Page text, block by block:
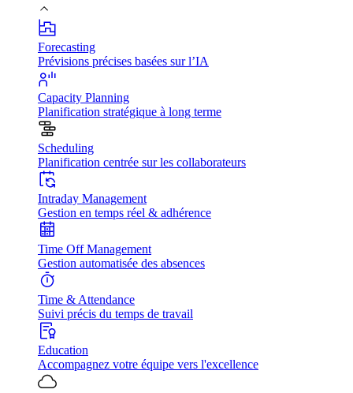
Forecasting
Prévisions précises basées sur l’IA
Capacity Planning
Planification stratégique à long terme
Scheduling
Planification centrée sur les collaborateurs
Intraday Management
Gestion en temps réel & adhérence
Time Off Management
Gestion automatisée des absences
Time & Attendance
Suivi précis du temps de travail
Education
Accompagnez votre équipe vers l'excellence